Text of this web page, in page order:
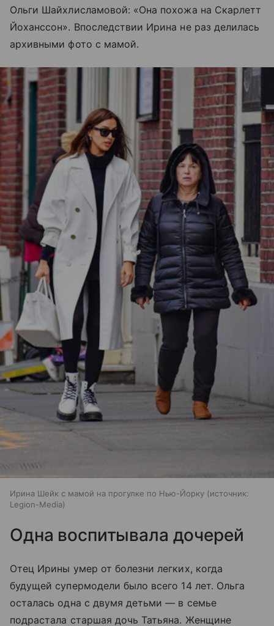
Ольги Шайхлисламовой: «Она похожа на Скарлетт
Йоханссон». Впоследствии Ирина не раз делилась
архивными фото с мамой.
Ирина Шейк с мамой на прогулке по Нью-Йорку
источник:
Legion-Media
Одна воспитывала дочерей
Отец Ирины умер от болезни легких, когда
будущей супермодели было всего 14 лет. Ольга
осталась одна с двумя детьми — в семье
подрастала старшая дочь Татьяна. Женщине